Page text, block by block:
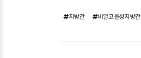
지방간 비알코올성지방간